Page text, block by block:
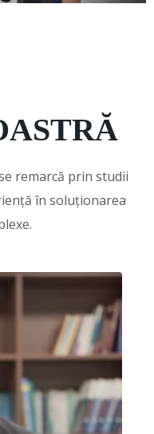
remarcă prin studii
în soluționarea